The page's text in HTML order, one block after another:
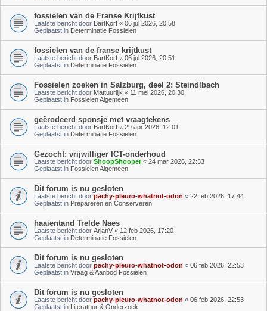
fossielen van de Franse Krijtkust
Laatste bericht door BartKorf « 06 jul 2026, 20:58
Geplaatst in Determinatie Fossielen
fossielen van de franse krijtkust
Laatste bericht door BartKorf « 06 jul 2026, 20:51
Geplaatst in Determinatie Fossielen
Fossielen zoeken in Salzburg, deel 2: Steindlbach
Laatste bericht door Mattuurlijk « 11 mei 2026, 20:30
Geplaatst in Fossielen Algemeen
geërodeerd sponsje met vraagtekens
Laatste bericht door BartKorf « 29 apr 2026, 12:01
Geplaatst in Determinatie Fossielen
Gezocht: vrijwilliger ICT-onderhoud
Laatste bericht door ShoopShooper« 24 mar 2026, 22:33
Geplaatst in Fossielen Algemeen
Dit forum is nu gesloten
Laatste bericht door pachy-pleuro-whatnot-odon « 22 feb 2026, 17:44
Geplaatst in Prepareren en Conserveren
haaientand Trelde Naes
Laatste bericht door ArjanV « 12 feb 2026, 17:20
Geplaatst in Determinatie Fossielen
Dit forum is nu gesloten
Laatste bericht door pachy-pleuro-whatnot-odon « 06 feb 2026, 22:53
Geplaatst in Vraag & Aanbod Fossielen
Dit forum is nu gesloten
Laatste bericht door pachy-pleuro-whatnot-odon « 06 feb 2026, 22:53
Geplaatst in Literatuur & Onderzoek